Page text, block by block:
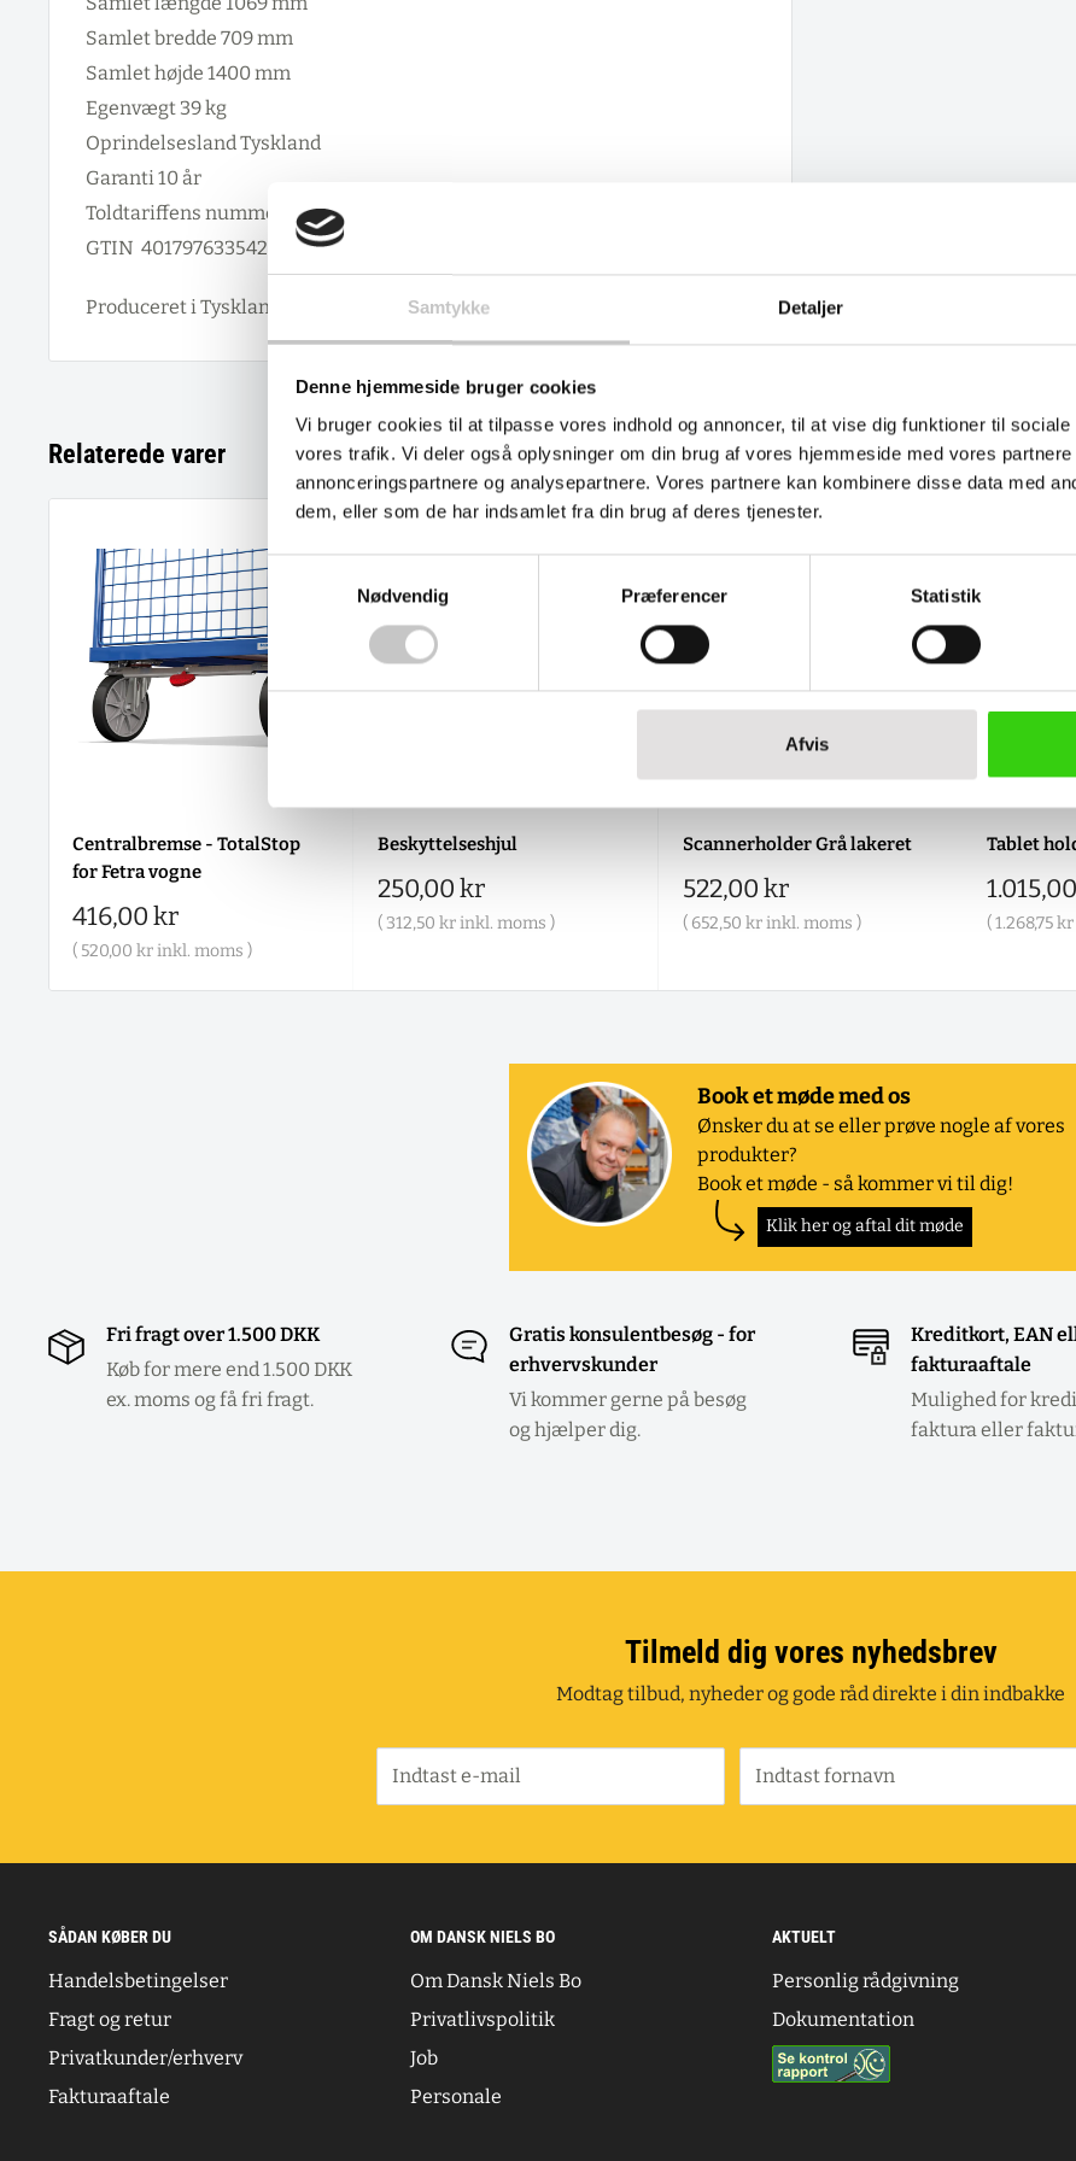
Samtykke Detaljer
Denne hjemmeside bruger cookies
Vi bruger cookies til at tilpasse vores indhold og annoncer, til at vise dig funktioner til
vores trafik. Vi deler også oplysninger om din brug af vores hjemmeside med vores
annonceringspartnere og analysepartnere. Vores partnere kan kombinere disse data med
dem, eller som de har indsamlet fra din brug af deres tjenester.
Samtykkevalg
Nødvendig
Præferencer Statistik
Afvis
Samlet bredde 709 mm
Samlet højde 1400 mm
Egenvægt 39 kg
Oprindelsesland Tyskland
Garanti 10 år
Toldtariffens nummer 87168000
GTIN 4017976335421
Produceret i Tyskland af Fetra
Relaterede varer
Centralbremse - TotalStop
for Fetra vogne
Salgspris
416,00 kr
( 520,00 krinkl. moms )
Beskyttelseshjul
Salgspris
250,00 kr
( 312,50 krinkl. moms )
Scannerholder Grå lakeret
Salgspris
522,00 kr
( 652,50 krinkl. moms )
Tablet
(1.268,75 kr
Book et møde med os
Ønsker du at se eller prøve nogle af vores
produkter?
Book et møde - så kommer vi til dig!
Klik her og aftal dit møde
Fri fragt over 1.500 DKK
Køb for mere end 1.500 DKK
ex. moms og få fri fragt.
Gratis konsulentbesøg - for
erhvervskunder
Vi kommer gerne på besøg
og hjælper dig.
Kreditkort, EAN
fakturaaftale
Mulighed for
faktura eller
Tilmeld dig vores nyhedsbrev
Modtag tilbud, nyheder og gode råd direkte i din indbakke
Indtast e-mail Indtast fornavn
SÅDAN KØBER DU
Handelsbetingelser
Fragt og retur
Privatkunder/erhverv
Fakturaaftale
OM DANSK NIELS BO
Om Dansk Niels Bo
Privatlivspolitik
Job
Personale
AKTUELT
Personlig rådgivning
Dokumentation